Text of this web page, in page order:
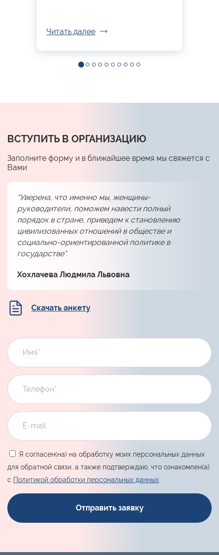
Читать далее
ВСТУПИТЬ В ОРГАНИЗАЦИЮ
Заполните форму и в ближайшее время мы свяжется с
Вами
“Уверена, что именно мы, женщины-
руководители, поможем навести полный
порядок в стране, приведем к становлению
цивилизованных отношений в обществе и
социально-ориентированной политике в
государстве“.
Хохлачева Людмила Львовна
Скачать анкету
Я согласен(на) на обработку моих персональных данных
для обратной связи, а также подтверждаю, что ознакомлен(а)
с Политикой обработки персональных данных